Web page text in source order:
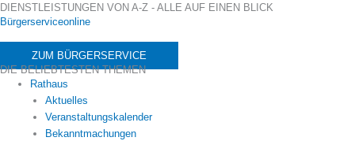
DIENSTLEISTUNGEN VON A-Z - ALLE AUF EINEN BLICK
Bürgerserviceonline
ZUM BÜRGERSERVICE
DIE BELIEBTESTEN THEMEN
Rathaus
Aktuelles
Veranstaltungskalender
Bekanntmachungen